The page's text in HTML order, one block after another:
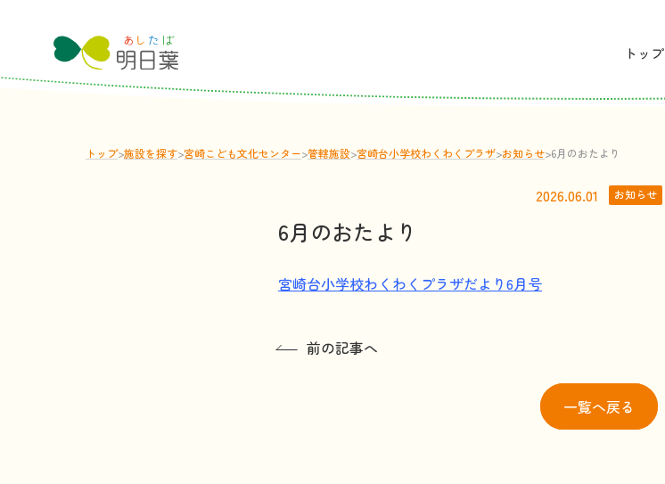
トップ
トップ>施設を探す>宮崎こども文化センター>管轄施設>宮崎台小学校わくわくプラザ>お知 らせ>6月のおたより
2026.06.01 お知らせ
6月のおたより
宮崎台小学校わくわくプラザだより6月号
前の記事へ
一覧へ戻る